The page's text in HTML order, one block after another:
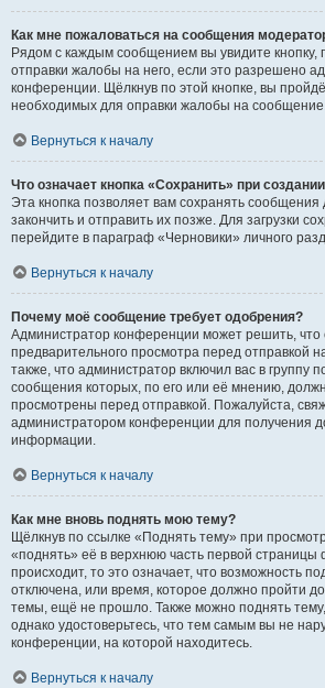
Как мне пожаловаться на сообщения
Рядом с каждым сообщением вы увидите кнопку,
отправки жалобы на него, если это разрешено
конференции. Щёлкнув по этой кнопке, вы
необходимых для оправки жалобы на
Вернуться к началу
Что означает кнопка «Сохранить» при
Эта кнопка позволяет вам сохранять сообщения
закончить и отправить их позже. Для загрузки
перейдите в параграф «Черновики» личного
Вернуться к началу
Почему моё сообщение требует одобрения?
Администратор конференции может решить,
предварительного просмотра перед отправкой
также, что администратор включил вас в группу
сообщения которых, по его или её мнению,
просмотрены перед отправкой. Пожалуйста,
администратором конференции для получения
информации.
Вернуться к началу
Как мне вновь поднять мою тему?
Щёлкнув по ссылке «Поднять тему» при
«поднять» её в верхнюю часть первой страницы
происходит, то это означает, что возможность
отключена, или время, которое должно пройти
темы, ещё не прошло. Также можно поднять
однако удостоверьтесь, что тем самым вы не
конференции, на которой находитесь.
Вернуться к началу